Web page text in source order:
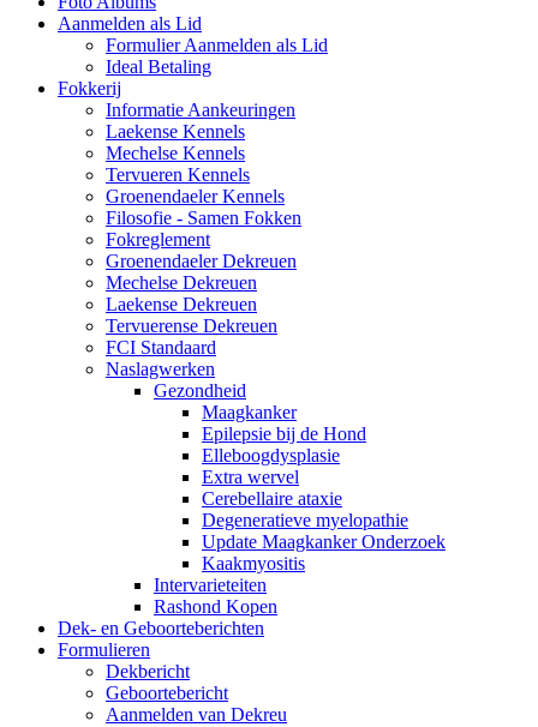
Aanmelden als Lid
Formulier Aanmelden als Lid
Ideal Betaling
Fokkerij
Informatie Aankeuringen
Laekense Kennels
Mechelse Kennels
Tervueren Kennels
Groenendaeler Kennels
Filosofie - Samen Fokken
Fokreglement
Groenendaeler Dekreuen
Mechelse Dekreuen
Laekense Dekreuen
Tervuerense Dekreuen
FCI Standaard
Naslagwerken
Gezondheid
Maagkanker
Epilepsie bij de Hond
Elleboogdysplasie
Extra wervel
Cerebellaire ataxie
Degeneratieve myelopathie
Update Maagkanker Onderzoek
Kaakmyositis
Intervarieteiten
Rashond Kopen
Dek- en Geboorteberichten
Formulieren
Dekbericht
Geboortebericht
Aanmelden van Dekreu